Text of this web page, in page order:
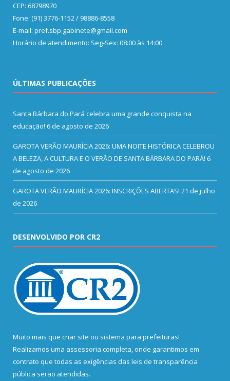
CEP: 68798970
Fone: (91) 3776-1152 / 98886-8558
E-mail: pref.sbp.gabinete@gmail.com
Horário de atendimento: Seg-Sex: 08:00 às 14:00
ÚLTIMAS PUBLICAÇÕES
Santa Bárbara do Pará celebra uma grande conquista na
educação! 6 de agosto de 2026
GAROTA VERÃO MAURÍCIA 2026: UMA NOITE HISTÓRICA CELEBROU
A BELEZA, A CULTURA E O VERÃO DE SANTA BÁRBARA DO PARÁ! 6
de agosto de 2026
GAROTA VERÃO MAURÍCIA 2026: INSCRIÇÕES ABERTAS! 21 de julho
de 2026
DESENVOLVIDO POR CR2
Muito mais que criar site ou sistema para prefeituras!
Realizamos uma assessoria completa, onde garantimos em
contrato que todas as exigências das leis de transparência
pública serão atendidas.